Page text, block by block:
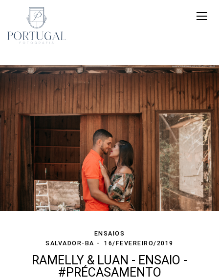
ENSAIOS
SALVADOR-BA
16/FEVEREIRO/2019
RAMELLY & LUAN - ENSAIO -
#PRÉCASAMENTO